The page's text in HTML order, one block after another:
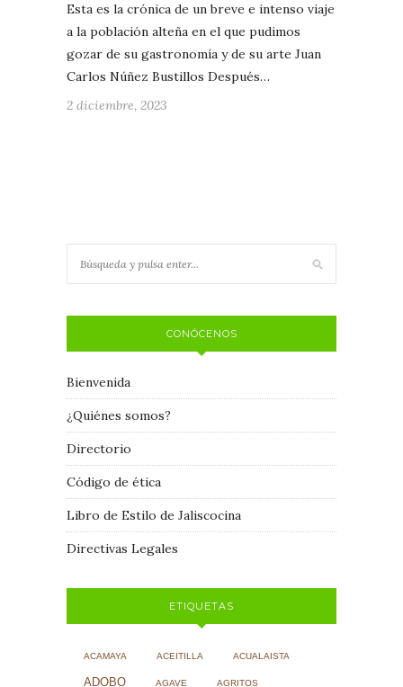
Esta es la crónica de un breve e intenso viaje
a la población alteña en el que pudimos
gozar de su gastronomía y de su arte Juan
Carlos Núñez Bustillos Después…
2 diciembre, 2023
CONÓCENOS
Bienvenida
¿Quiénes somos?
Directorio
Código de ética
Libro de Estilo de Jaliscocina
Directivas Legales
ETIQUETAS
ACAMAYA ACEITILLA ACUALAISTA
ADOBO AGAVE AGRITOS